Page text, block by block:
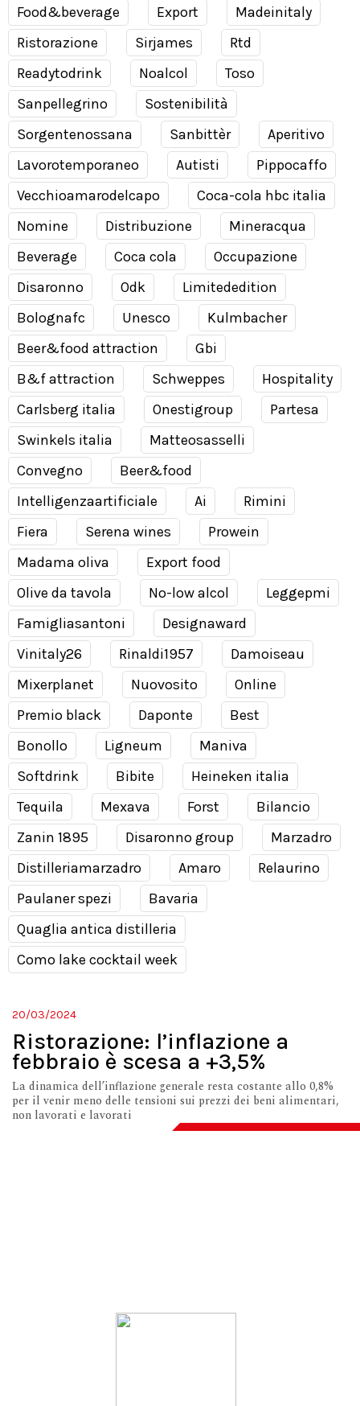
Food&beverage
Export
Madeinitaly
Ristorazione
Sirjames
Rtd
Readytodrink
Noalcol
Toso
Sanpellegrino
Sostenibilità
Sorgentenossana
Sanbittèr
Aperitivo
Lavorotemporaneo
Autisti
Pippocaffo
Vecchioamarodelcapo
Coca-cola hbc italia
Nomine
Distribuzione
Mineracqua
Beverage
Coca cola
Occupazione
Disaronno
Odk
Limitededition
Bolognafc
Unesco
Kulmbacher
Beer&food attraction
Gbi
B&f attraction
Schweppes
Hospitality
Carlsberg italia
Onestigroup
Partesa
Swinkels italia
Matteosasselli
Convegno
Beer&food
Intelligenzaartificiale
Ai
Rimini
Fiera
Serena wines
Prowein
Madama oliva
Export food
Olive da tavola
No-low alcol
Leggepmi
Famigliasantoni
Designaward
Vinitaly26
Rinaldi1957
Damoiseau
Mixerplanet
Nuovosito
Online
Premio black
Daponte
Best
Bonollo
Ligneum
Maniva
Softdrink
Bibite
Heineken italia
Tequila
Mexava Forst
Bilancio
Zanin 1895
Disaronno group
Marzadro
Distilleriamarzadro
Amaro
Relaurino
Paulaner spezi
Bavaria
Quaglia antica distilleria
Como lake cocktail week
20/03/2024
Ristorazione: l’inflazione a
febbraio è scesa a +3,5%
La dinamica dell’inflazione generale resta costante allo 0,8%
per il venir meno delle tensioni sui prezzi dei beni alimentari,
non lavorati e lavorati